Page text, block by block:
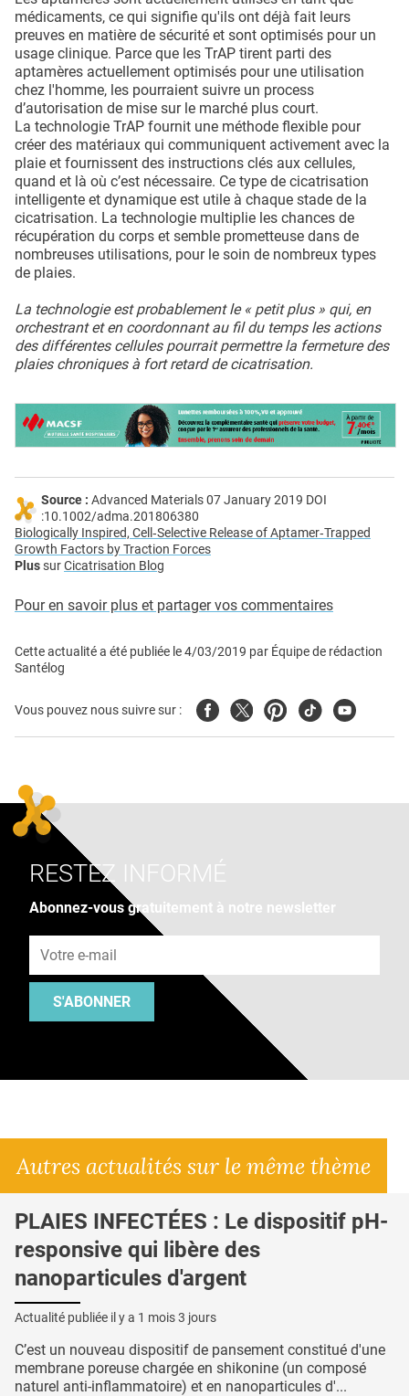
médicaments, ce qui signifie qu'ils ont déjà fait leurs
preuves en matière de sécurité et sont optimisés pour un
usage clinique. Parce que les TrAP tirent parti des
aptamères actuellement optimisés pour une utilisation
chez l'homme, les pourraient suivre un process
d’autorisation de mise sur le marché plus court.
La technologie TrAP fournit une méthode flexible pour
créer des matériaux qui communiquent activement avec la
plaie et fournissent des instructions clés aux cellules,
quand et là où c’est nécessaire. Ce type de cicatrisation
intelligente et dynamique est utile à chaque stade de la
cicatrisation. La technologie multiplie les chances de
récupération du corps et semble prometteuse dans de
nombreuses utilisations, pour le soin de nombreux types
de plaies.
La technologie est probablement le « petit plus » qui, en
orchestrant et en coordonnant au fil du temps les actions
des différentes cellules pourrait permettre la fermeture des
plaies chroniques à fort retard de cicatrisation.
Source : Advanced Materials 07 January 2019 DOI
:10.1002/adma.201806380
Biologically Inspired, Cell‐Selective Release of Aptamer‐Trapped
Growth Factors by Traction Forces
PlussurCicatrisation Blog
Pour en savoir plus et partager vos commentaires
Cette actualité a été publiée le4/03/2019 par Équipe de rédaction
Santélog
Vous pouvez nous suivre sur : FacebookTwitterPinterest
TiktokYoutube
RESTEZ INFORMÉ
Abonnez-vous gratuitement à notre newsletter
S'ABONNER
Autres actualités sur le même thème
PLAIES INFECTÉES : Le dispositif pH-
responsive qui libère des
nanoparticules d'argent
Actualité publiée il y a 1 mois 3 jours
C’est un nouveau dispositif de pansement constitué d'une
membrane poreuse chargée en shikonine (un composé
naturel anti-inflammatoire) et en nanoparticules d'...